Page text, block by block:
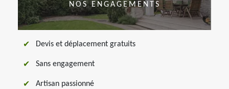
NOS ENGAGEMENTS
Devis et déplacement gratuits
Sans engagement
Artisan passionné